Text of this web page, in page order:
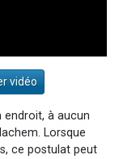
vidéo
endroit, à aucun
Lorsque
ce postulat peut